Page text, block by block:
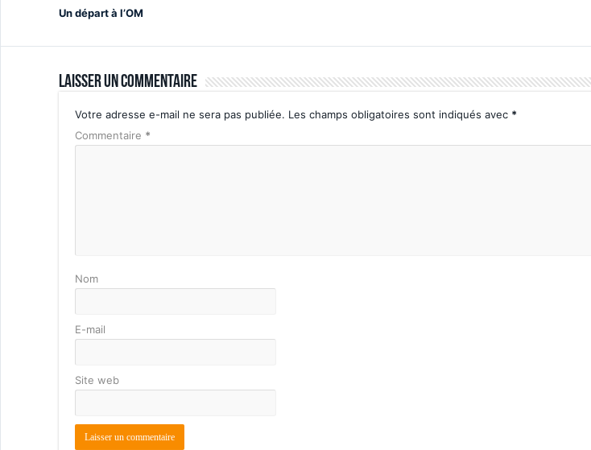
Un départ à l’OM
Laisser un commentaire
Votre adresse e-mail ne sera pas publiée. Les champs obligatoires sont indiqués avec *
Commentaire *
Nom
E-mail
Site web